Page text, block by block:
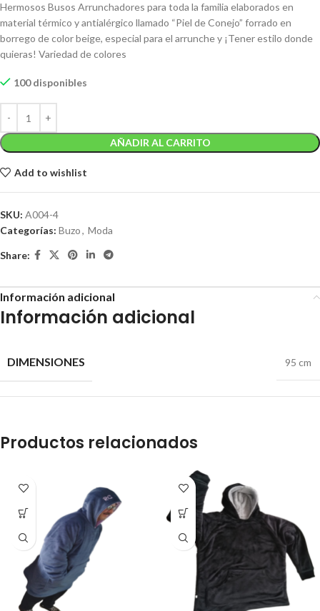
Hermosos Busos Arrunchadores para toda la familia elaborados en
material térmico y antialérgico llamado “Piel de Conejo” forrado en
borrego de color beige, especial para el arrunche y ¡Tener estilo donde
quieras! Variedad de colores
100 disponibles
AÑADIR AL CARRITO
Add to wishlist
SKU: A004-4
Categorías: Buzo, Moda
Share:
Información adicional
Información adicional
DIMENSIONES 95 cm
Productos relacionados